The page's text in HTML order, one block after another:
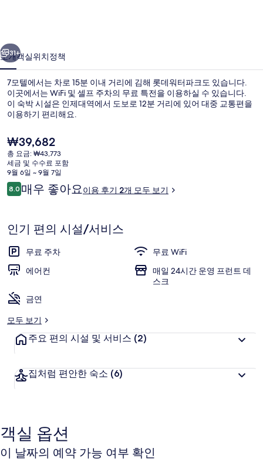
러
리
31+
소개객실위치정책
7모텔에서는 차로 15분 이내 거리에 김해 롯데워터파크도 있습니다.
이곳에서는 WiFi 및 셀프 주차의 무료 특전을 이용하실 수 있습니다.
이 숙박 시설은 인제대역에서 도보로 12분 거리에 있어 대중 교통편을
이용하기 편리해요.
현
재
가
격
은
₩39,682
₩39,682
총 요금: ₩43,773
세금 및 수수료 포함
9월 6일 ~ 9월 7일
이
용
기
8.010점 만점 중 8.0점.
매우 좋아요이용 후기 2개 모두 보기
인기 편의 시설/서비스
무료 주차
무료 WiFi
에어컨
매일 24시간 운영 프런트 데
스크
금연
모두 보기
주요 편의 시설 및 서비스 (2)
집처럼 편안한 숙소 (6)
객실 옵션
이 날짜의 예약 가능 여부 확인